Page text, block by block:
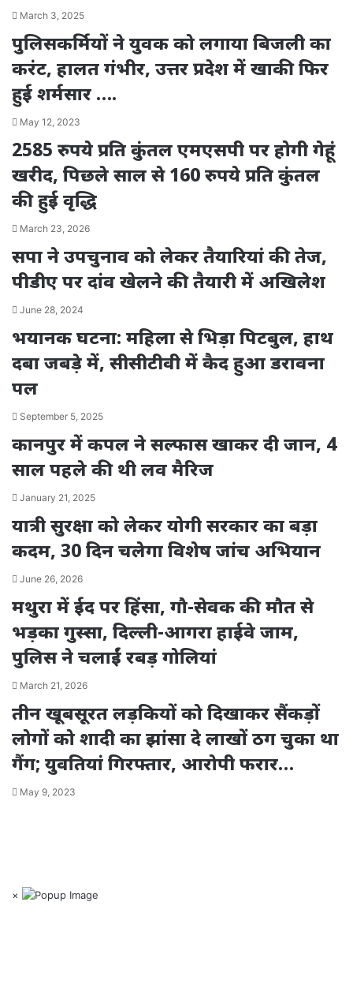
March 3, 2025
पुलिसकर्मियों ने युवक को लगाया बिजली का
करंट, हालत गंभीर, उत्तर प्रदेश में खाकी फिर
हुई शर्मसार ….
May 12, 2023
2585 रुपये प्रति कुंतल एमएसपी पर होगी गेहूं
खरीद, पिछले साल से 160 रुपये प्रति कुंतल
की हुई वृद्धि
March 23, 2026
सपा ने उपचुनाव को लेकर तैयारियां की तेज,
पीडीए पर दांव खेलने की तैयारी में अखिलेश
June 28, 2024
भयानक घटना: महिला से भिड़ा पिटबुल, हाथ
दबा जबड़े में, सीसीटीवी में कैद हुआ डरावना
पल
September 5, 2025
कानपुर में कपल ने सल्फास खाकर दी जान, 4
साल पहले की थी लव मैरिज
January 21, 2025
यात्री सुरक्षा को लेकर योगी सरकार का बड़ा
कदम, 30 दिन चलेगा विशेष जांच अभियान
June 26, 2026
मथुरा में ईद पर हिंसा, गौ-सेवक की मौत से
भड़का गुस्सा, दिल्ली-आगरा हाईवे जाम,
पुलिस ने चलाईं रबड़ गोलियां
March 21, 2026
तीन खूबसूरत लड़कियों को दिखाकर सैंकड़ों
लोगों को शादी का झांसा दे लाखों ठग चुका था
गैंग; युवतियां गिरफ्तार, आरोपी फरार…
May 9, 2023
×